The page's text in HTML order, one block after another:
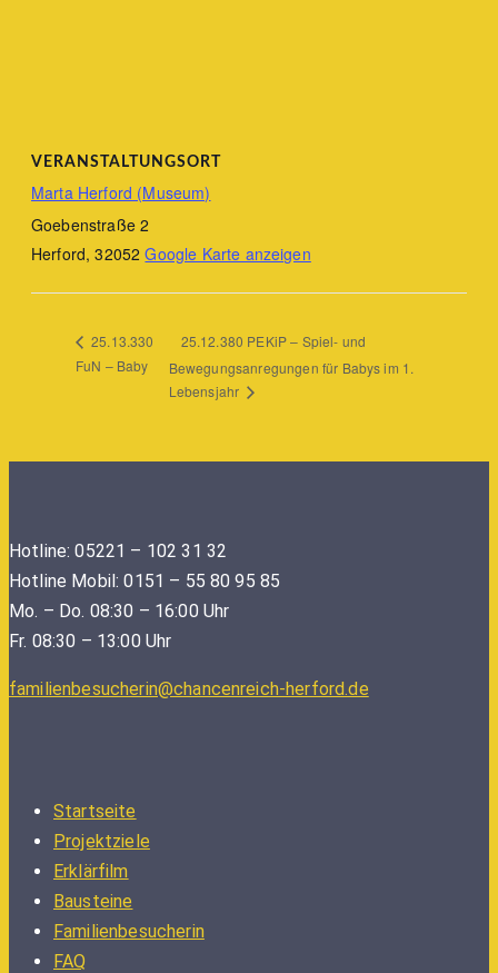
VERANSTALTUNGSORT
Marta Herford (Museum)
Goebenstraße 2
Herford, 32052 Google Karte anzeigen
25.13.330
FuN – Baby
25.12.380 PEKiP – Spiel- und
Bewegungsanregungen für Babys im 1.
Lebensjahr
Hotline: 05221 – 102 31 32
Hotline Mobil: 0151 – 55 80 95 85
Mo. – Do. 08:30 – 16:00 Uhr
Fr. 08:30 – 13:00 Uhr
familienbesucherin@chancenreich-herford.de
Startseite
Projektziele
Erklärfilm
Bausteine
Familienbesucherin
FAQ